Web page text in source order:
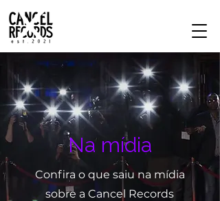
Na mídia
Confira o que saiu na mídia
sobre a Cancel Records